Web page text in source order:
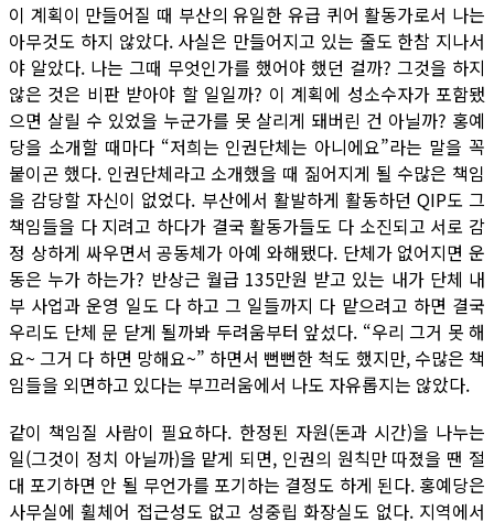
이 계획이 만들어질 때 부산의 유일한 유급 퀴어 활동가로서 나는
아무것도 하지 않았다. 사실은 만들어지고 있는 줄도 한참 지나서
야 알았다. 나는 그때 무엇인가를 했어야 했던 걸까? 그것을 하지
않은 것은 비판 받아야 할 일일까? 이 계획에 성소수자가 포함됐
으면 살릴 수 있었을 누군가를 못 살리게 돼버린 건 아닐까? 홍예
당을 소개할 때마다 “저희는 인권단체는 아니에요”라는 말을 꼭
붙이곤 했다. 인권단체라고 소개했을 때 짊어지게 될 수많은 책임
을 감당할 자신이 없었다. 부산에서 활발하게 활동하던 QIP도 그
책임들을 다 지려고 하다가 결국 활동가들도 다 소진되고 서로 감
정 상하게 싸우면서 공동체가 아예 와해됐다. 단체가 없어지면 운
동은 누가 하는가? 반상근 월급 135만원 받고 있는 내가 단체 내
부 사업과 운영 일도 다 하고 그 일들까지 다 맡으려고 하면 결국
우리도 단체 문 닫게 될까봐 두려움부터 앞섰다. “우리 그거 못 해
요~ 그거 다 하면 망해요~” 하면서 뻔뻔한 척도 했지만, 수많은 책
임들을 외면하고 있다는 부끄러움에서 나도 자유롭지는 않았다.
같이 책임질 사람이 필요하다. 한정된 자원(돈과 시간)을 나누는
일(그것이 정치 아닐까)을 맡게 되면, 인권의 원칙만 따졌을 땐 절
대 포기하면 안 될 무언가를 포기하는 결정도 하게 된다. 홍예당은
사무실에 휠체어 접근성도 없고 성중립 화장실도 없다. 지역에서